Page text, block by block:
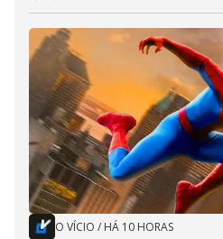
O VÍCIO / HÁ 10 HORAS